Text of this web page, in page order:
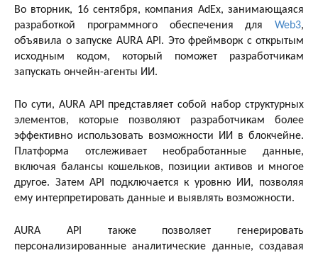
Во вторник, 16 сентября, компания AdEx, занимающаяся
разработкой программного обеспечения для Web3,
объявила о запуске AURA API. Это фреймворк с открытым
исходным кодом, который поможет разработчикам
запускать ончейн-агенты ИИ.
По сути, AURA API представляет собой набор структурных
элементов, которые позволяют разработчикам более
эффективно использовать возможности ИИ в блокчейне.
Платформа отслеживает необработанные данные,
включая балансы кошельков, позиции активов и многое
другое. Затем API подключается к уровню ИИ, позволяя
ему интерпретировать данные и выявлять возможности.
AURA API также позволяет генерировать
персонализированные аналитические данные, создавая